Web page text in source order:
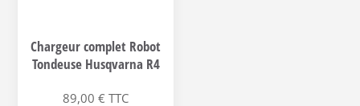
Chargeur complet Robot
Tondeuse Husqvarna R4
89,00€ TTC